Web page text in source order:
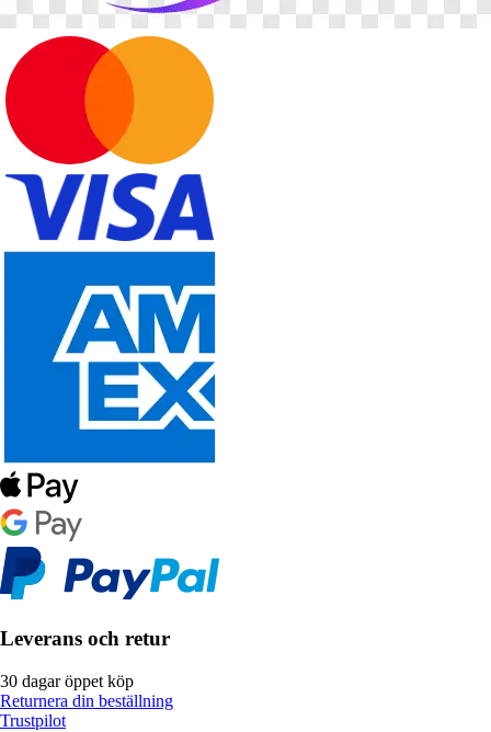
Leverans och retur
30 dagar öppet köp
Returnera din beställning
Trustpilot